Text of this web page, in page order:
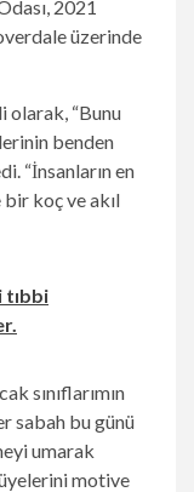
2021
üzerinde
olarak, “Bunu
benden
“İnsanların en
bir koç ve akıl
tıbbi
sınıflarımın
sabah bu günü
umarak
motive